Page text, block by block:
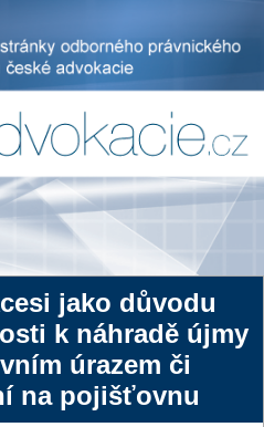
jako důvodu
k náhradě újmy
úrazem či
na pojišťovnu